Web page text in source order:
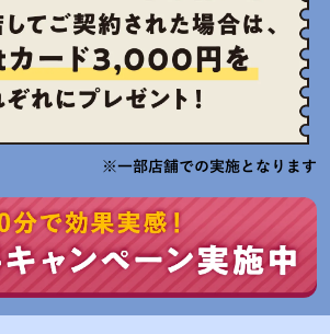
※一部店舗での実施となります